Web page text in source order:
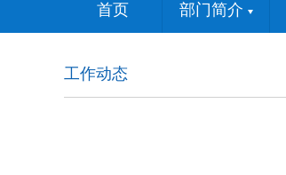
首页 部门简介
工作动态